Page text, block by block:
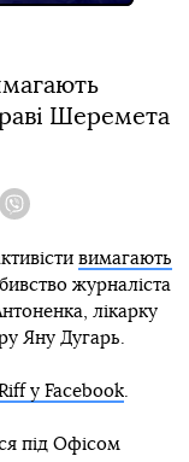
Шеремета
Viber
вимагають
журналіста
лікарку
Яну Дугарь.
у Facebook.
під Офісом